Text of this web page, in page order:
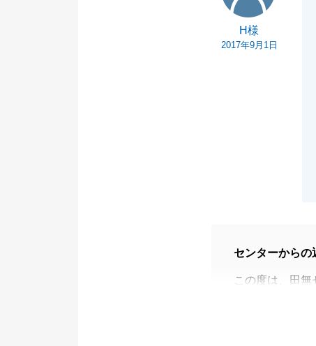
H様
2017年9月1日
センターからの
この度は、田
ご趣味等、い
これからも、